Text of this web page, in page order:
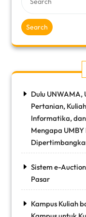
Search
Dulu UNWAMA,
Pertanian,
Informatika,
Mengapa
Sistem e-
Pasar
Kampus Kuliah